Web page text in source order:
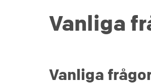
Vanliga
Vanliga